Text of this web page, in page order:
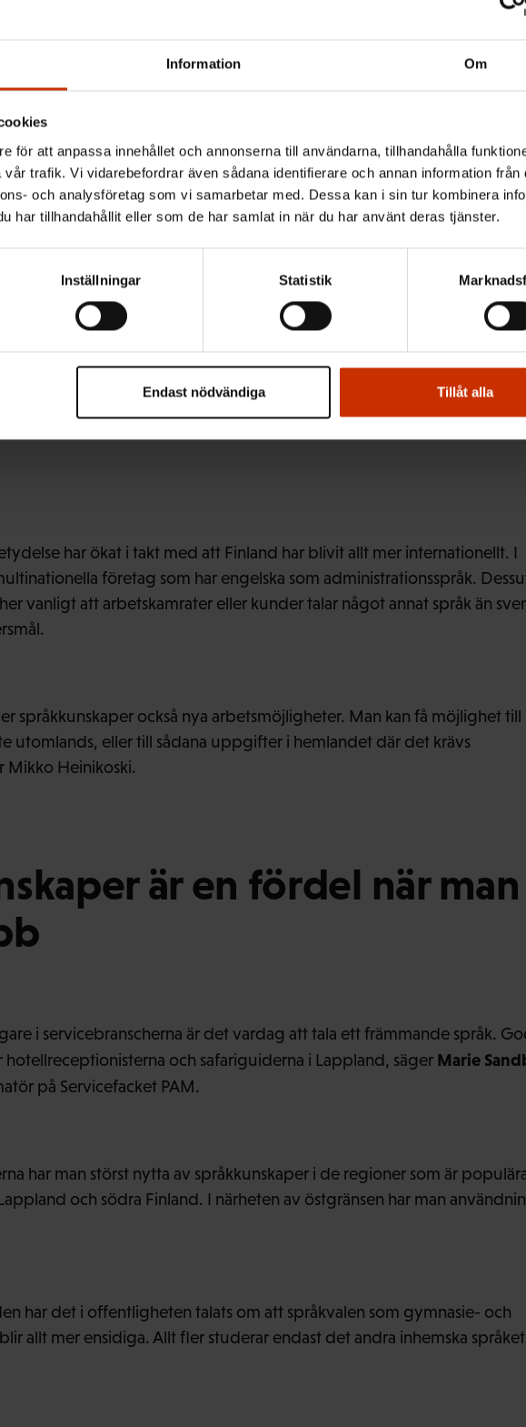
Information Om
för att anpassa innehållet och annonserna till användarna, tillhandahålla
trafik. Vi vidarebefordrar även sådana identifierare och annan information från
och analysföretag som vi samarbetar med. Dessa kan i sin tur kombinera
har tillhandahållit eller som de har samlat in när du har använt deras tjänster.
Inställningar Statistik
Endast nödvändiga Tillåt alla
Lehti.
med äldre arbetstagare från de baltiska länderna. Också en
Den yngre generationens estländare talar däremot en rätt god
chef för utbildningsfrågor och arbetskraftspolitik på fackcentralen FFC,
finns behov av språkkunskaper inom FFC:s branscher.
än i andra. I nästan alla yrken är det bra att kunna lite engelska. Om inte
och bruksanvisningar är på engelska, påpekar han.
har ökat i takt med att Finland har blivit allt mer internationellt. I
företag som har engelska som administrationsspråk.
vanligt att arbetskamrater eller kunder talar något annat språk än
språkkunskaper också nya arbetsmöjligheter. Man kan få möjlighet till
utomlands, eller till sådana uppgifter i hemlandet där det krävs
Mikko Heinikoski.
är en fördel när man
i servicebranscherna är det vardag att tala ett främmande språk.
hotellreceptionisterna och safariguiderna i Lappland, säger Marie
på Servicefacket PAM.
har man störst nytta av språkkunskaper i de regioner som är
och södra Finland. I närheten av östgränsen har man
har det i offentligheten talats om att språkvalen som gymnasie- och
allt mer ensidiga. Allt fler studerar endast det andra inhemska